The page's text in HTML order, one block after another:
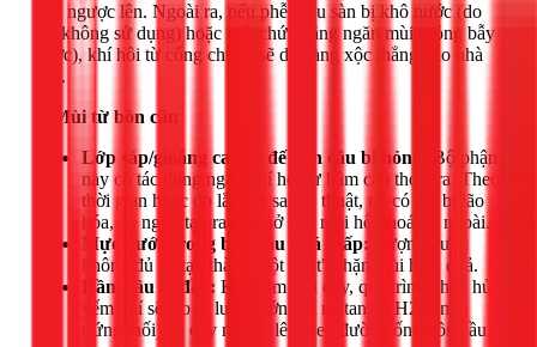
mùi ngược lên. Ngoài ra, nếu phễu thu sàn bị khô nước (do
lâu không sử dụng) hoặc mất chức năng ngăn mùi (hỏng bẫy
nước), khí hôi từ cống chung sẽ dễ dàng xộc thẳng vào nhà
bạn.
2. Mùi từ bồn cầu
Lớp sáp/gioăng cao su đế bồn cầu bị hỏng:
Bộ phận
này có tác dụng ngăn khí hôi từ hầm cầu thoát ra. Theo
thời gian hoặc do lắp đặt sai kỹ thuật, nó có thể bị lão
hóa, co ngót, tạo ra khe hở cho mùi hôi thoát ra ngoài.
Mực nước trong bồn cầu quá thấp:
Lượng nước
không đủ để tạo thành một "nút" chặn mùi hiệu quả.
Hầm cầu bị đầy: Khi hầm cầu đầy, quá trình phân hủy
yếm khí sẽ tạo ra lượng lớn khí metan và H2S (mùi
trứng thối) và đẩy ngược lên theo đường ống bồn cầu.